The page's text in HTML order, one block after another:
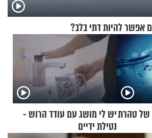
אפשר להיות דתי בלב?
של טהרתיש לי מושג עם עודד הרוש -
נטילת ידיים